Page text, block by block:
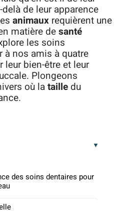
delà de leur apparence
animaux requièrent une
matière desanté
les soins
à nos amis à quatre
leur bien-être et leur
Plongeons
où lataille du
des soins dentaires pour